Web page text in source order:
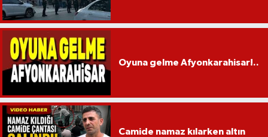
Oyuna gelme Afyonkarahisar!..
Camide namaz kılarken altın